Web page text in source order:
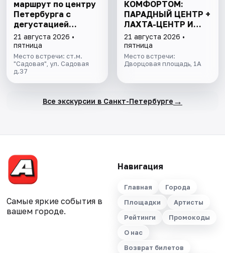
маршрут по центру
Петербурга с
дегустацией
питерских настоек
21 августа 2026 •
пятница
Место встречи: ст.м.
"Садовая", ул. Садовая
д.37
КОМФОРТОМ:
ПАРАДНЫЙ ЦЕНТР +
ЛАХТА-ЦЕНТР И
ФИНСКИЙ ЗАЛИВ
21 августа 2026 •
пятница
Место встречи:
Дворцовая площадь, 1А
Все экскурсии в Санкт-Петербурге →
Самые яркие события в
вашем городе.
Навигация
Главная
Города
Площадки
Артисты
Рейтинги
Промокоды
О нас
Возврат билетов